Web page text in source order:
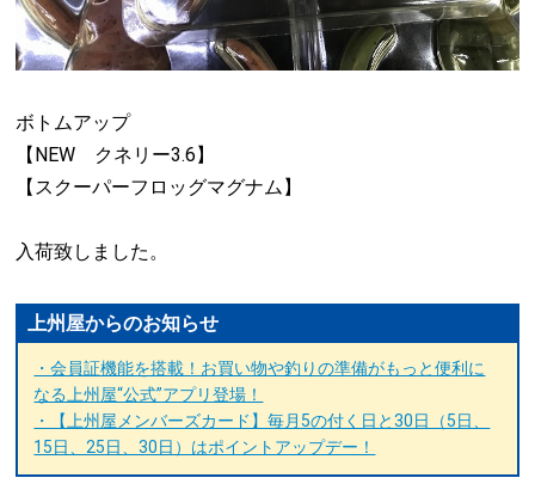
ボトムアップ
【NEW クネリー3.6】
【スクーパーフロッグマグナム】
入荷致しました。
上州屋からのお知らせ
・会員証機能を搭載！お買い物や釣りの準備がもっと便利に
なる上州屋“公式”アプリ登場！
・【上州屋メンバーズカード】毎月5の付く日と30日（5日、
15日、25日、30日）はポイントアップデー！